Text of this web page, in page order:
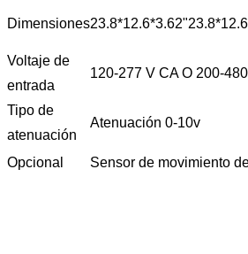
Dimensiones23.8*12.6*3.62"
Voltaje de
entrada
120-277 V CA O 200-
Tipo de
atenuación
Atenuación 0-10v
Opcional Sensor de movimiento